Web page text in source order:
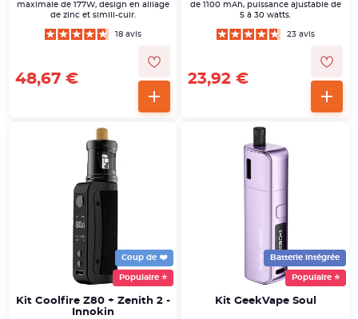
maximale de 177W, design en alliage
de zinc et simili-cuir.
18 avis
48,67 €
de 1100 mAh, puissance ajustable de
5 à 30 watts.
23 avis
23,92 €
Coup de ❤️
Populaire ⭐
Kit Coolfire Z80 + Zenith 2 -
Innokin
Batterie intégrée
Populaire ⭐
Kit GeekVape Soul